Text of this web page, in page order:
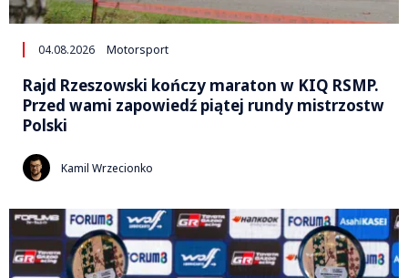
04.08.2026 Motorsport
Rajd Rzeszowski kończy maraton w KIQ RSMP.
Przed wami zapowiedź piątej rundy mistrzostw
Polski
Kamil Wrzecionko